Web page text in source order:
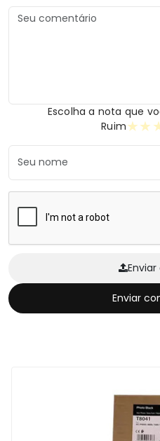
Escolha a nota que
Ruim
★
★
Enviar